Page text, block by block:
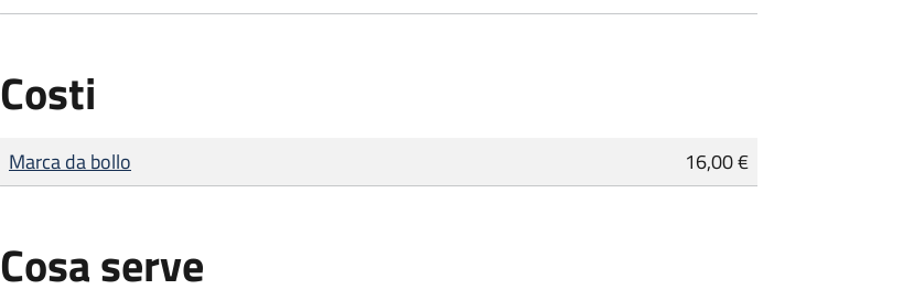
Costi
Tipo di pagamento
Importo
Marca da bollo 16,00 €
Cosa serve